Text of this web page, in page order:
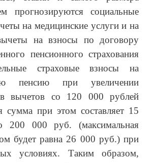
прогнозируются социальные
на медицинские услуги и на
на взносы по договору
пенсионного страхования
страховые взносы на
пенсию при увеличении
вычетов со 120 000 рублей
сумма при этом составляет 15
200 000 руб. (максимальная
будет равна 26 000 руб.) при
условиях. Таким образом,